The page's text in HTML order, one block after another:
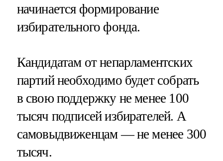
начинается формирование
избирательного фонда.
Кандидатам от непарламентских
партий необходимо будет собрать
в свою поддержку не менее 100
тысяч подписей избирателей. А
самовыдвиженцам — не менее 300
тысяч.